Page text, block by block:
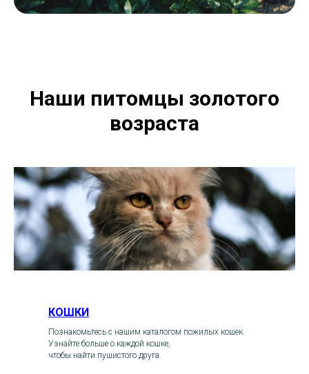
Наши питомцы золотого
возраста
КОШКИ
Познакомьтесь с нашим каталогом пожилых кошек.
Узнайте больше о каждой кошке,
чтобы найти пушистого друга.